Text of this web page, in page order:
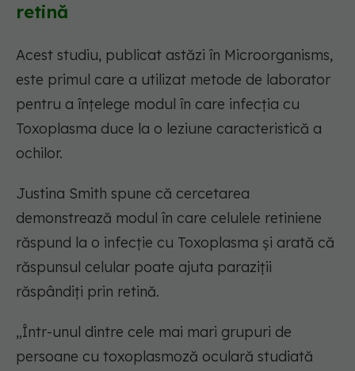
retină
Acest studiu, publicat astăzi în Microorganisms,
este primul care a utilizat metode de laborator
pentru a înțelege modul în care infecția cu
Toxoplasma duce la o leziune caracteristică a
ochilor.
Justina Smith spune că cercetarea
demonstrează modul în care celulele retiniene
răspund la o infecție cu Toxoplasma și arată că
răspunsul celular poate ajuta paraziții
răspândiți prin retină.
„Într-unul dintre cele mai mari grupuri de
persoane cu toxoplasmoză oculară studiată